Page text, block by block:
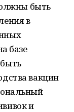
быть
в
базе
вакцин
и